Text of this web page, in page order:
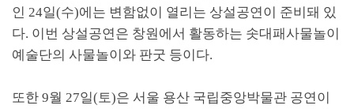
인 24일(수)에는 변함없이 열리는 상설공연이 준비돼 있
다. 이번 상설공연은 창원에서 활동하는 솟대패사물놀이
예술단의 사물놀이와 판굿 등이다.
또한 9월 27일(토)은 서울 용산 국립중앙박물관 공연이